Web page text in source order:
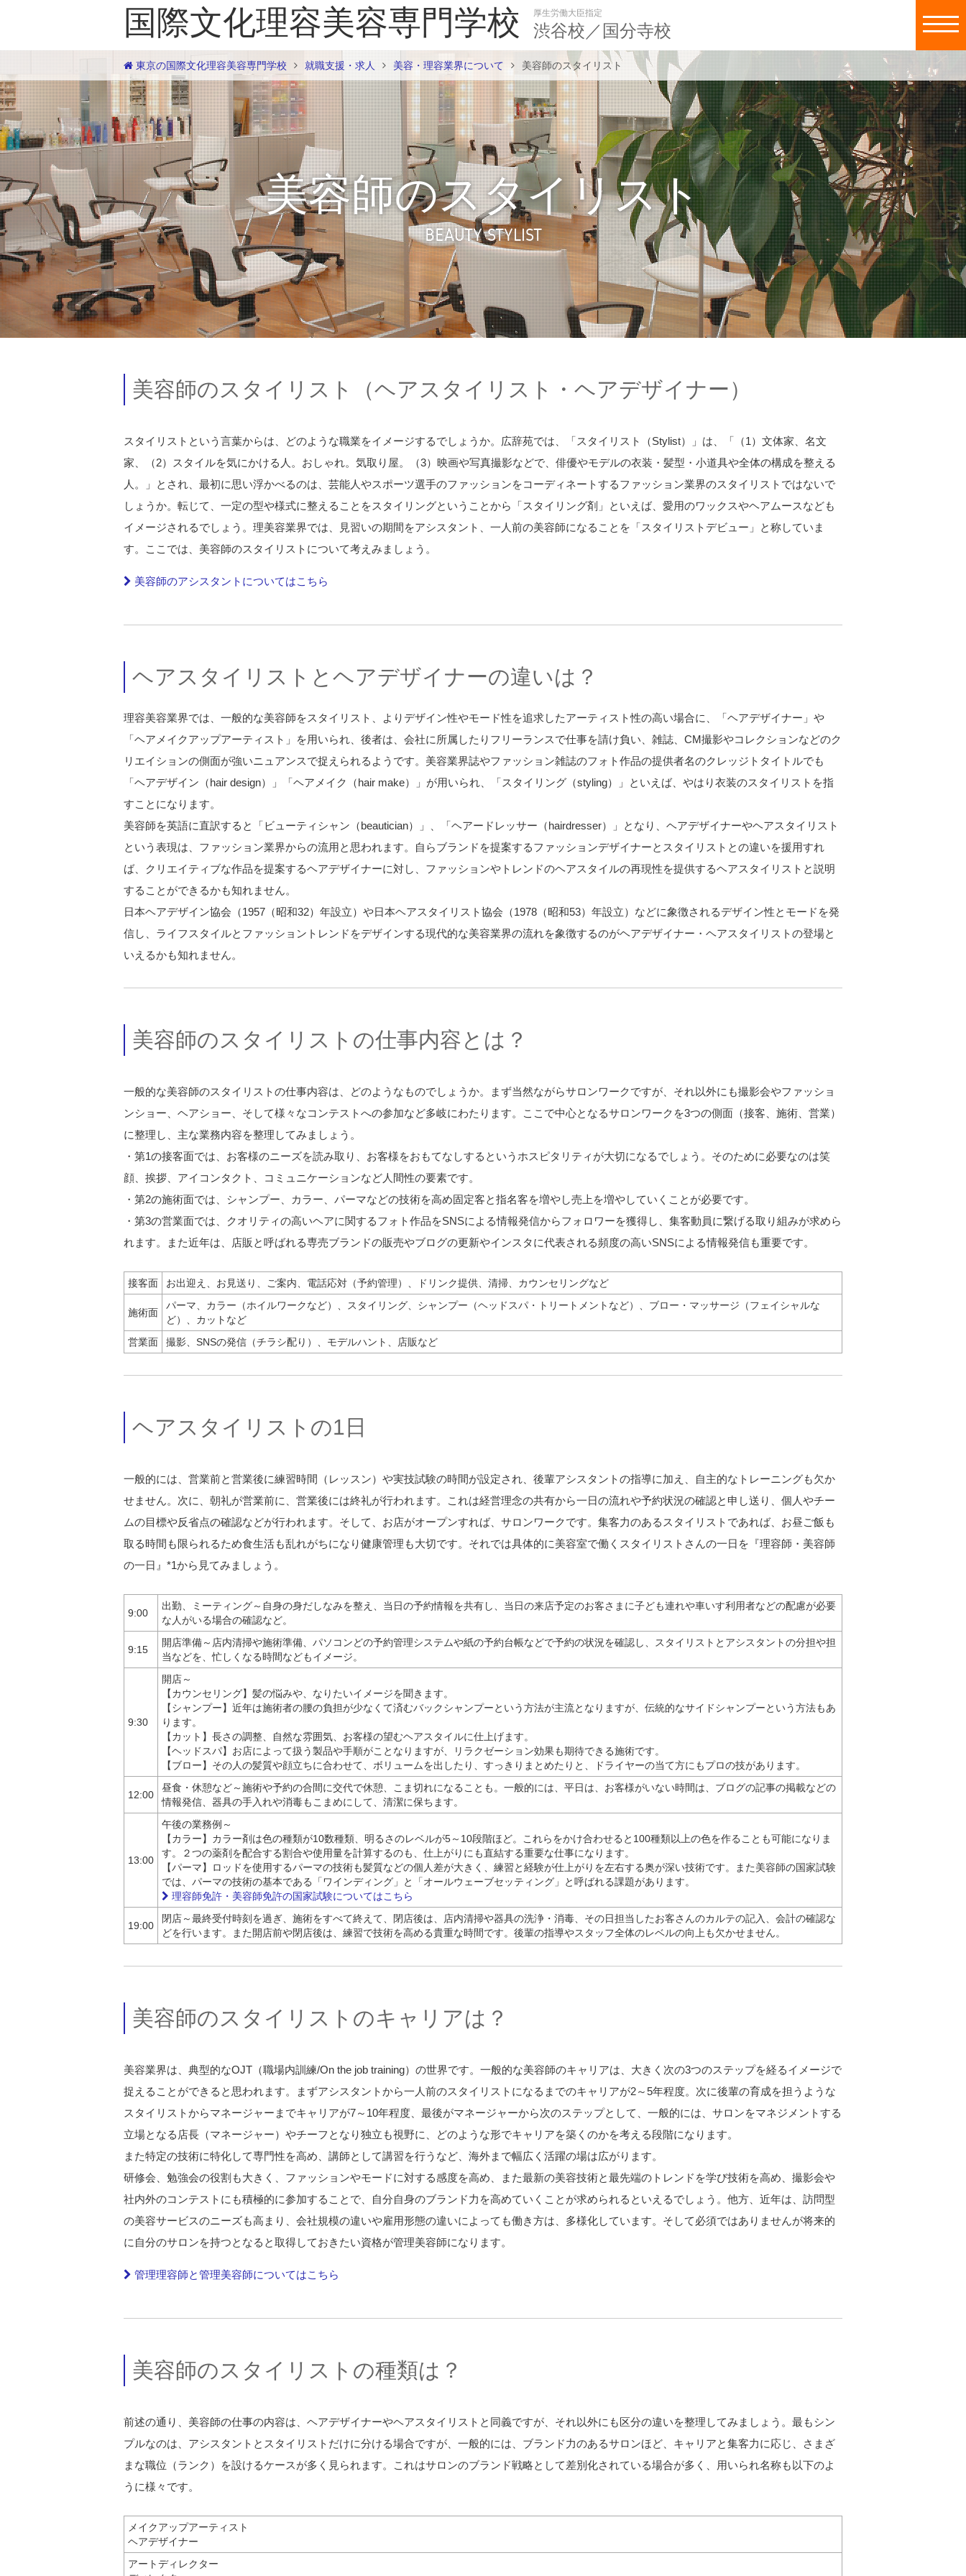
国際文化理容美容専門学校 渋谷校／国分寺校
厚生労働大臣指定
東京の国際文化理容美容専門学校 就職支援・求人 美容・理容業界について 美容師のスタイリスト
美容師のスタイリスト
BEAUTY STYLIST
美容師のスタイリスト（ヘアスタイリスト・ヘアデザイナー）
スタイリストという言葉からは、どのような職業をイメージするでしょうか。広辞苑では、「スタイリスト（Stylist）」は、「（1）文体家、名文
家、（2）スタイルを気にかける人。おしゃれ。気取り屋。（3）映画や写真撮影などで、俳優やモデルの衣装・髪型・小道具や全体の構成を整える
人。」とされ、最初に思い浮かべるのは、芸能人やスポーツ選手のファッションをコーディネートするファッション業界のスタイリストではないで
しょうか。転じて、一定の型や様式に整えることをスタイリングということから「スタイリング剤」といえば、愛用のワックスやヘアムースなども
イメージされるでしょう。理美容業界では、見習いの期間をアシスタント、一人前の美容師になることを「スタイリストデビュー」と称していま
す。ここでは、美容師のスタイリストについて考えみましょう。
美容師のアシスタントについてはこちら
ヘアスタイリストとヘアデザイナーの違いは？
理容美容業界では、一般的な美容師をスタイリスト、よりデザイン性やモード性を追求したアーティスト性の高い場合に、「ヘアデザイナー」や
「ヘアメイクアップアーティスト」を用いられ、後者は、会社に所属したりフリーランスで仕事を請け負い、雑誌、CM撮影やコレクションなどのク
リエイションの側面が強いニュアンスで捉えられるようです。美容業界誌やファッション雑誌のフォト作品の提供者名のクレッジトタイトルでも
「ヘアデザイン（hair design）」「ヘアメイク（hair make）」が用いられ、「スタイリング（styling）」といえば、やはり衣装のスタイリストを指
すことになります。
美容師を英語に直訳すると「ビューティシャン（beautician）」、「ヘアードレッサー（hairdresser）」となり、ヘアデザイナーやヘアスタイリスト
という表現は、ファッション業界からの流用と思われます。自らブランドを提案するファッションデザイナーとスタイリストとの違いを援用すれ
ば、クリエイティブな作品を提案するヘアデザイナーに対し、ファッションやトレンドのヘアスタイルの再現性を提供するヘアスタイリストと説明
することができるかも知れません。
日本ヘアデザイン協会（1957（昭和32）年設立）や日本ヘアスタイリスト協会（1978（昭和53）年設立）などに象徴されるデザイン性とモードを発
信し、ライフスタイルとファッショントレンドをデザインする現代的な美容業界の流れを象徴するのがヘアデザイナー・ヘアスタイリストの登場と
いえるかも知れません。
美容師のスタイリストの仕事内容とは？
一般的な美容師のスタイリストの仕事内容は、どのようなものでしょうか。まず当然ながらサロンワークですが、それ以外にも撮影会やファッショ
ンショー、ヘアショー、そして様々なコンテストへの参加など多岐にわたります。ここで中心となるサロンワークを3つの側面（接客、施術、営業）
に整理し、主な業務内容を整理してみましょう。
・第1の接客面では、お客様のニーズを読み取り、お客様をおもてなしするというホスピタリティが大切になるでしょう。そのために必要なのは笑
顔、挨拶、アイコンタクト、コミュニケーションなど人間性の要素です。
・第2の施術面では、シャンプー、カラー、パーマなどの技術を高め固定客と指名客を増やし売上を増やしていくことが必要です。
・第3の営業面では、クオリティの高いヘアに関するフォト作品をSNSによる情報発信からフォロワーを獲得し、集客動員に繋げる取り組みが求めら
れます。また近年は、店販と呼ばれる専売ブランドの販売やブログの更新やインスタに代表される頻度の高いSNSによる情報発信も重要です。
接客面 お出迎え、お見送り、ご案内、電話応対（予約管理）、ドリンク提供、清掃、カウンセリングなど
施術面
パーマ、カラー（ホイルワークなど）、スタイリング、シャンプー（ヘッドスパ・トリートメントなど）、ブロー・マッサージ（フェイシャルな
ど）、カットなど
営業面
撮影、SNSの発信（チラシ配り）、モデルハント、店販など
ヘアスタイリストの1日
一般的には、営業前と営業後に練習時間（レッスン）や実技試験の時間が設定され、後輩アシスタントの指導に加え、自主的なトレーニングも欠か
せません。次に、朝礼が営業前に、営業後には終礼が行われます。これは経営理念の共有から一日の流れや予約状況の確認と申し送り、個人やチー
ムの目標や反省点の確認などが行われます。そして、お店がオープンすれば、サロンワークです。集客力のあるスタイリストであれば、お昼ご飯も
取る時間も限られるため食生活も乱れがちになり健康管理も大切です。それでは具体的に美容室で働くスタイリストさんの一日を『理容師・美容師
の一日』*1から見てみましょう。
9:00
出勤、ミーティング～自身の身だしなみを整え、当日の予約情報を共有し、当日の来店予定のお客さまに子ども連れや車いす利用者などの配慮が必要
な人がいる場合の確認など。
9:15
開店準備～店内清掃や施術準備、パソコンどの予約管理システムや紙の予約台帳などで予約の状況を確認し、スタイリストとアシスタントの分担や担
当などを、忙しくなる時間などもイメージ。
9:30
開店～
【カウンセリング】髪の悩みや、なりたいイメージを聞きます。
【シャンプー】近年は施術者の腰の負担が少なくて済むバックシャンプーという方法が主流となりますが、伝統的なサイドシャンプーという方法もあ
ります。
【カット】長さの調整、自然な雰囲気、お客様の望むヘアスタイルに仕上げます。
【ヘッドスパ】お店によって扱う製品や手順がことなりますが、リラクゼーション効果も期待できる施術です。
【ブロー】その人の髪質や顔立ちに合わせて、ボリュームを出したり、すっきりまとめたりと、ドライヤーの当て方にもプロの技があります。
12:00
昼食・休憩など～施術や予約の合間に交代で休憩、こま切れになることも。一般的には、平日は、お客様がいない時間は、ブログの記事の掲載などの
情報発信、器具の手入れや消毒もこまめにして、清潔に保ちます。
13:00
午後の業務例～
【カラー】カラー剤は色の種類が10数種類、明るさのレベルが5～10段階ほど。これらをかけ合わせると100種類以上の色を作ることも可能になりま
す。２つの薬剤を配合する割合や使用量を計算するのも、仕上がりにも直結する重要な仕事になります。
【パーマ】ロッドを使用するパーマの技術も髪質などの個人差が大きく、練習と経験が仕上がりを左右する奥が深い技術です。また美容師の国家試験
では、パーマの技術の基本である「ワインディング」と「オールウェーブセッティング」と呼ばれる課題があります。
理容師免許・美容師免許の国家試験についてはこちら
19:00
閉店～最終受付時刻を過ぎ、施術をすべて終えて、閉店後は、店内清掃や器具の洗浄・消毒、その日担当したお客さんのカルテの記入、会計の確認な
どを行います。また開店前や閉店後は、練習で技術を高める貴重な時間です。後輩の指導やスタッフ全体のレベルの向上も欠かせません。
美容師のスタイリストのキャリアは？
美容業界は、典型的なOJT（職場内訓練/On the job training）の世界です。一般的な美容師のキャリアは、大きく次の3つのステップを経るイメージで
捉えることができると思われます。まずアシスタントから一人前のスタイリストになるまでのキャリアが2～5年程度。次に後輩の育成を担うような
スタイリストからマネージャーまでキャリアが7～10年程度、最後がマネージャーから次のステップとして、一般的には、サロンをマネジメントする
立場となる店長（マネージャー）やチーフとなり独立も視野に、どのような形でキャリアを築くのかを考える段階になります。
また特定の技術に特化して専門性を高め、講師として講習を行うなど、海外まで幅広く活躍の場は広がります。
研修会、勉強会の役割も大きく、ファッションやモードに対する感度を高め、また最新の美容技術と最先端のトレンドを学び技術を高め、撮影会や
社内外のコンテストにも積極的に参加することで、自分自身のブランド力を高めていくことが求められるといえるでしょう。他方、近年は、訪問型
の美容サービスのニーズも高まり、会社規模の違いや雇用形態の違いによっても働き方は、多様化しています。そして必須ではありませんが将来的
に自分のサロンを持つとなると取得しておきたい資格が管理美容師になります。
管理理容師と管理美容師についてはこちら
美容師のスタイリストの種類は？
前述の通り、美容師の仕事の内容は、ヘアデザイナーやヘアスタイリストと同義ですが、それ以外にも区分の違いを整理してみましょう。最もシン
プルなのは、アシスタントとスタイリストだけに分ける場合ですが、一般的には、ブランド力のあるサロンほど、キャリアと集客力に応じ、さまざ
まな職位（ランク）を設けるケースが多く見られます。これはサロンのブランド戦略として差別化されている場合が多く、用いられ名称も以下のよ
うに様々です。
メイクアップアーティスト
ヘアデザイナー
アートディレクター